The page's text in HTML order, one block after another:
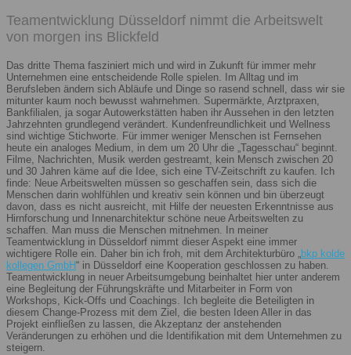
Teamentwicklung Düsseldorf nimmt die Arbeitswelt
von morgen ins Blickfeld
Das dritte Thema fasziniert mich und wird in Zukunft für immer mehr
Unternehmen eine entscheidende Rolle spielen. Im Alltag und im
Berufsleben ändern sich Abläufe und Dinge so rasend schnell, dass wir sie
mitunter kaum noch bewusst wahrnehmen. Supermärkte, Arztpraxen,
Bankfilialen, ja sogar Autowerkstätten haben ihr Aussehen in den letzten
Jahrzehnten grundlegend verändert. Kundenfreundlichkeit und Wellness
sind wichtige Stichworte. Für immer weniger Menschen ist Fernsehen
heute ein analoges Medium, in dem um 20 Uhr die „Tagesschau“ beginnt.
Filme, Nachrichten, Musik werden gestreamt, kein Mensch zwischen 20
und 30 Jahren käme auf die Idee, sich eine TV-Zeitschrift zu kaufen. Ich
finde: Neue Arbeitswelten müssen so geschaffen sein, dass sich die
Menschen darin wohlfühlen und kreativ sein können und bin überzeugt
davon, dass es nicht ausreicht, mit Hilfe der neuesten Erkenntnisse aus
Hirnforschung und Innenarchitektur schöne neue Arbeitswelten zu
schaffen. Man muss die Menschen mitnehmen. In meiner
Teamentwicklung in Düsseldorf nimmt dieser Aspekt eine immer
wichtigere Rolle ein. Daher bin ich froh, mit dem Architekturbüro „bkp kolde
kollegen GmbH“ in Düsseldorf eine Kooperation geschlossen zu haben.
Teamentwicklung in neuer Arbeitsumgebung beinhaltet hier unter anderem
eine Begleitung der Führungskräfte und Mitarbeiter in Form von
Workshops, Kick-Offs und Coachings. Ich begleite die Beteiligten in
diesem Change-Prozess mit dem Ziel, die besten Ideen Aller in das
Projekt einfließen zu lassen, die Akzeptanz der anstehenden
Veränderungen zu erhöhen und die Identifikation mit dem Unternehmen zu
steigern.